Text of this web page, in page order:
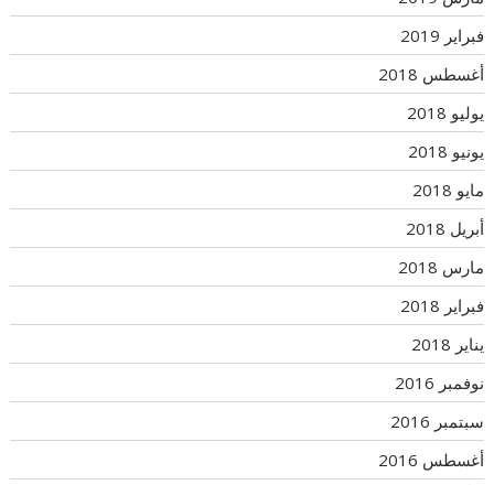
فبراير 2019
أغسطس 2018
يوليو 2018
يونيو 2018
مايو 2018
أبريل 2018
مارس 2018
فبراير 2018
يناير 2018
نوفمبر 2016
سبتمبر 2016
أغسطس 2016